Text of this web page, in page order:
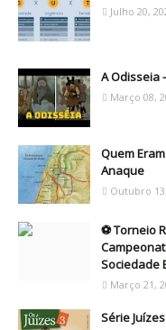
Julho 20,
A Odisseia
Março 08,
Quem
Anaque
Outubro
⚽ Torneio
Sociedade
Março 21,
Série